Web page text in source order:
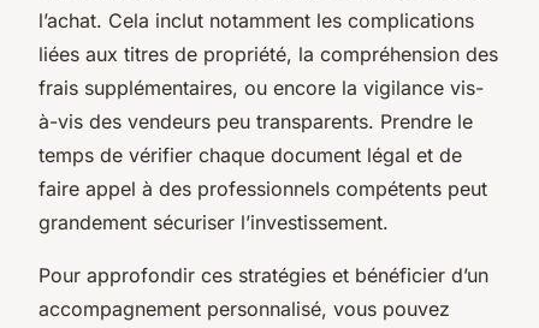
l’achat. Cela inclut notamment les complications
liées aux titres de propriété, la compréhension des
frais supplémentaires, ou encore la vigilance vis-
à-vis des vendeurs peu transparents. Prendre le
temps de vérifier chaque document légal et de
faire appel à des professionnels compétents peut
grandement sécuriser l’investissement.
Pour approfondir ces stratégies et bénéficier d’un
accompagnement personnalisé, vous pouvez